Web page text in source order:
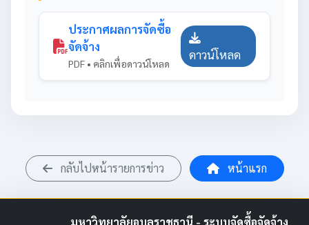
ประกาศผลการจัดซื้อ
จัดจ้าง
PDF • คลิกเพื่อดาวน์โหลด
ดาวน์โหลด
กลับไปหน้ารายการข่าว หน้าแรก
มหาวิทยาลัยอุบลราชธานี - ระบบจัดซื้อจัดจ้าง